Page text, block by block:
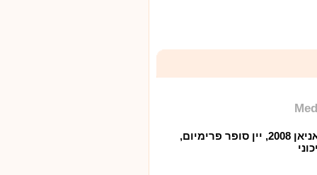
עשו הכרה: מדיטראניאן 2008, יין סופר פרימיום,